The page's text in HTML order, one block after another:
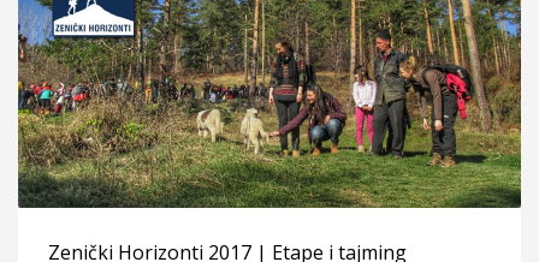
Zenički Horizonti 2017 | Etape i tajming